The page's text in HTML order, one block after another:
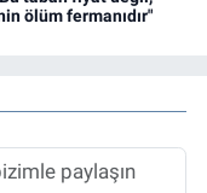
ölüm fermanıdır"